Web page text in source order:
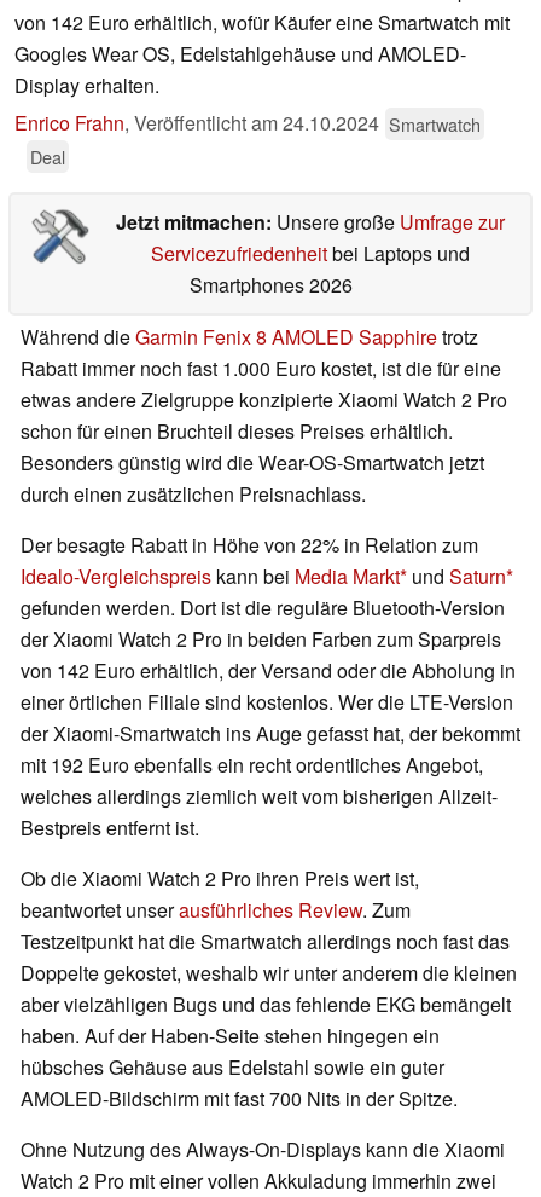
von 142 Euro erhältlich, wofür Käufer eine Smartwatch mit
Googles Wear OS, Edelstahlgehäuse und AMOLED-
Display erhalten.
Enrico Frahn, Veröffentlicht am24.10.2024 Smartwatch
Deal
Jetzt mitmachen: Unsere große Umfrage zur
Servicezufriedenheitbei Laptops und
Smartphones 2026
Während dieGarmin Fenix 8 AMOLED Sapphiretrotz
Rabatt immer noch fast 1.000 Euro kostet, ist die für eine
etwas andere Zielgruppe konzipierte Xiaomi Watch 2 Pro
schon für einen Bruchteil dieses Preises erhältlich.
Besonders günstig wird die Wear-OS-Smartwatch jetzt
durch einen zusätzlichen Preisnachlass.
Der besagte Rabatt in Höhe von 22% in Relation zum
Idealo-Vergleichspreis kann bei Media Markt und Saturn
gefunden werden. Dort ist die reguläre Bluetooth-Version
der Xiaomi Watch 2 Pro in beiden Farben zum Sparpreis
von 142 Euro erhältlich, der Versand oder die Abholung in
einer örtlichen Filiale sind kostenlos. Wer die LTE-Version
der Xiaomi-Smartwatch ins Auge gefasst hat, der bekommt
mit 192 Euro ebenfalls ein recht ordentliches Angebot,
welches allerdings ziemlich weit vom bisherigen Allzeit-
Bestpreis entfernt ist.
Ob die Xiaomi Watch 2 Pro ihren Preis wert ist,
beantwortet unserausführliches Review. Zum
Testzeitpunkt hat die Smartwatch allerdings noch fast das
Doppelte gekostet, weshalb wir unter anderem die kleinen
aber vielzähligen Bugs und das fehlende EKG bemängelt
haben. Auf der Haben-Seite stehen hingegen ein
hübsches Gehäuse aus Edelstahl sowie ein guter
AMOLED-Bildschirm mit fast 700 Nits in der Spitze.
Ohne Nutzung des Always-On-Displays kann die Xiaomi
Watch 2 Pro mit einer vollen Akkuladung immerhin zwei